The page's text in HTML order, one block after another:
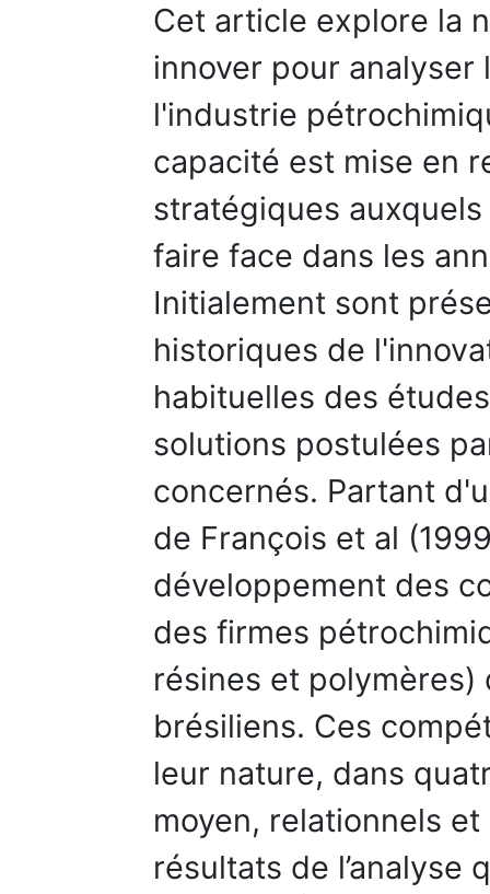
Cet article explore la
innover pour
l'industrie
capacité est mise en
stratégiques
faire face dans les
Initialement sont
historiques de
habituelles des
solutions postulées
concernés. Partant
de François et al
développement des
des firmes
résines et
brésiliens. Ces
leur nature, dans
moyen, relationnels
résultats de l’analyse